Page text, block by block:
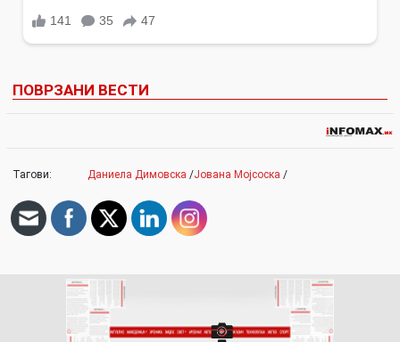
ПОВРЗАНИ ВЕСТИ
Тагови: Даниела Димовска /Јована Мојсоска /